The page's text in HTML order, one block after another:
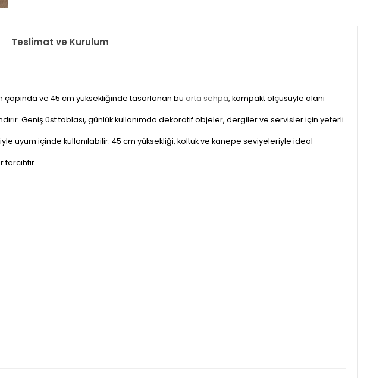
Teslimat ve Kurulum
ve 45 cm yüksekliğinde tasarlanan bu orta sehpa, kompakt ölçüsüyle alanı
Geniş üst tablası, günlük kullanımda dekoratif objeler, dergiler ve servisler için yeterli
uyum içinde kullanılabilir. 45 cm yüksekliği, koltuk ve kanepe seviyeleriyle ideal
tercihtir.